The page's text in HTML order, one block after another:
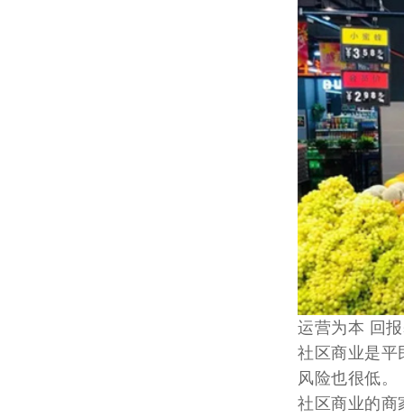
运营为本 回
社区商业是平
风险也很低。
社区商业的商